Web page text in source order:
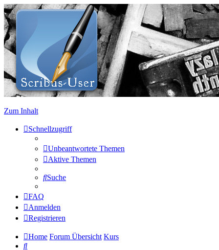
Zum Inhalt
Schnellzugriff
Unbeantwortete Themen
Aktive Themen
Suche
FAQ
Anmelden
Registrieren
Home Forum Übersicht Kurs
Suche